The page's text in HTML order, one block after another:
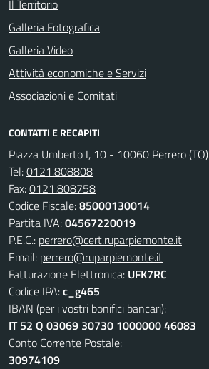
Il Territorio
Galleria Fotografica
Galleria Video
Attività economiche e Servizi
Associazioni e Comitati
CONTATTI E RECAPITI
Piazza Umberto I, 10 - 10060 Perrero (TO)
Tel:0121.808808
Fax:0121.808758
Codice Fiscale:85000130014
Partita IVA:04567220019
P.E.C.: perrero@cert.ruparpiemonte.it
Email: perrero@ruparpiemonte.it
Fatturazione Elettronica: UFK7RC
Codice IPA:c_g465
IBAN (per i vostri bonifici bancari):
IT 52 Q 03069 30730 1000000 46083
Conto Corrente Postale:
30974109